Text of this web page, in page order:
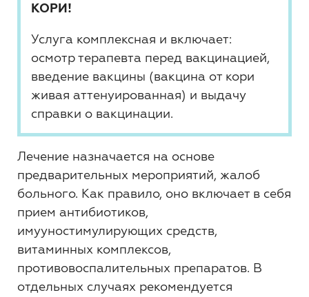
КОРИ!
Услуга комплексная и включает:
осмотр терапевта перед вакцинацией,
введение вакцины (вакцина от кори
живая аттенуированная) и выдачу
справки о вакцинации.
Лечение назначается на основе
предварительных мероприятий, жалоб
больного. Как правило, оно включает в себя
прием антибиотиков,
имууностимулирующих средств,
витаминных комплексов,
противовоспалительных препаратов. В
отдельных случаях рекомендуется